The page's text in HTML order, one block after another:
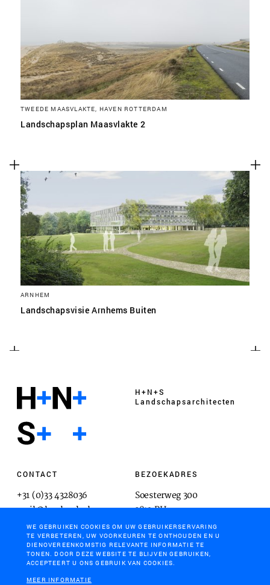
TWEEDE MAASVLAKTE, HAVEN ROTTERDAM
Landschapsplan Maasvlakte 2
ARNHEM
Landschapsvisie Arnhems Buiten
H+N+S
Landschaps­architecten
CONTACT
+31 (0)33 4328036
mail@hnsland.nl
BEZOEKADRES
Soesterweg 300
3812 BH
Amersfoort
POSTADRES
WE GEBRUIKEN COOKIES OM UW GEBRUIKERSERVARING
TE VERBETEREN, UW VOORKEUREN TE ONTHOUDEN EN U
DIENOVEREENKOMSTIG RELEVANTE INFORMATIE TE
TONEN. DOOR DEZE WEBSITE TE BLIJVEN GEBRUIKEN,
ACCEPTEERT U ONS GEBRUIK VAN COOKIES.
MEER INFORMATIE